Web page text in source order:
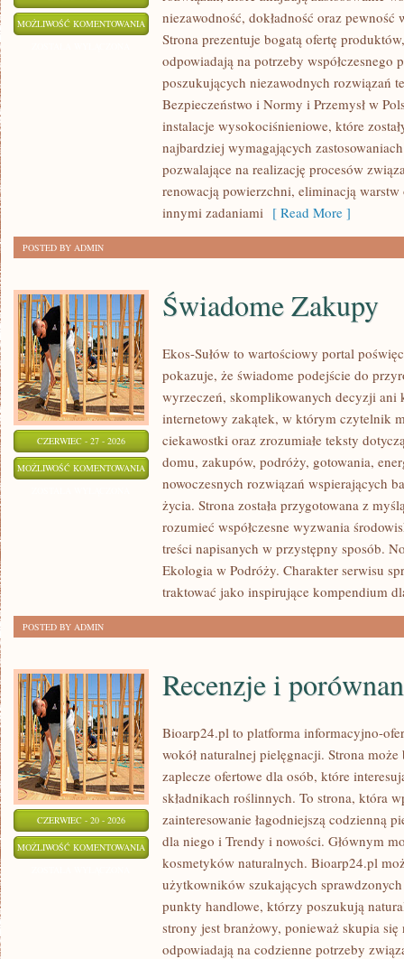
MOŻLIWOŚĆ KOMENTOWANIA
WAS
niezawodność, dokładność oraz
Strona prezentuje bogatą ofertę
odpowiadają na potrzeby współczesnego
poszukujących niezawodnych rozwiązań
Bezpieczeństwo i Normy i Przemysł w
instalacje wysokociśnieniowe, które
najbardziej wymagających
pozwalające na realizację procesów
renowacją powierzchni, eliminacją
innymi zadaniami [ Read More ]
POSTED BY ADMIN
CZERWIEC - 27 - 2026
MOŻLIWOŚĆ KOMENTOWANIA ŚWIADOME
ZAKUPY
Świadome Zakupy
Ekos-Sułów to wartościowy portal
pokazuje, że świadome podejście do
wyrzeczeń, skomplikowanych decyzji ani
internetowy zakątek, w którym czytelnik
ciekawostki oraz zrozumiałe teksty
domu, zakupów, podróży, gotowania,
nowoczesnych rozwiązań wspierających
życia. Strona została przygotowana z
rozumieć współczesne wyzwania
treści napisanych w przystępny sposób.
Ekologia w Podróży. Charakter serwisu
traktować jako inspirujące kompendium
POSTED BY ADMIN
CZERWIEC - 20 - 2026
MOŻLIWOŚĆ KOMENTOWANIA RECENZJE
PORÓWNANIA
Recenzje i
Bioarp24.pl to platforma informacyjno-
wokół naturalnej pielęgnacji. Strona
zaplecze ofertowe dla osób, które
składnikach roślinnych. To strona, która
zainteresowanie łagodniejszą codzienną
dla niego i Trendy i nowości. Głównym
kosmetyków naturalnych. Bioarp24.pl
użytkowników szukających
punkty handlowe, którzy poszukują
strony jest branżowy, ponieważ skupia
odpowiadają na codzienne potrzeby